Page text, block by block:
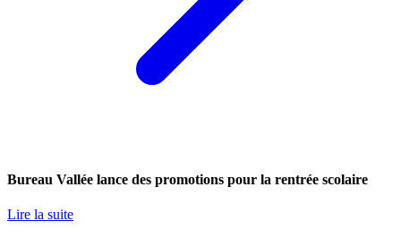
Bureau Vallée lance des promotions pour la rentrée scolaire
Lire la suite